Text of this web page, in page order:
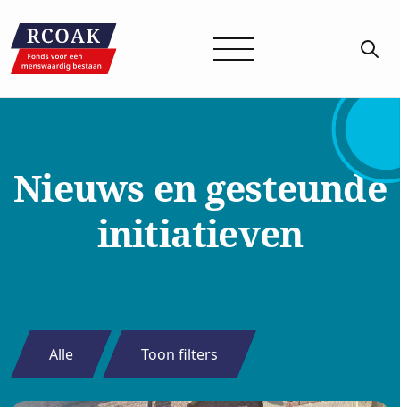
Nieuws en gesteunde
initiatieven
Alle Toon filters